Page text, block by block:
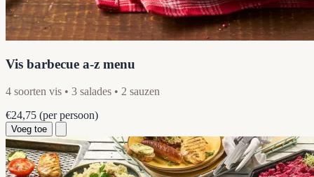
Vis barbecue a-z menu
4 soorten vis • 3 salades • 2 sauzen
€24,75 (per persoon)
Voeg toe